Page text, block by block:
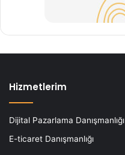
Hizmetlerim
Dijital Pazarlama Danışmanlığı
E-ticaret Danışmanlığı